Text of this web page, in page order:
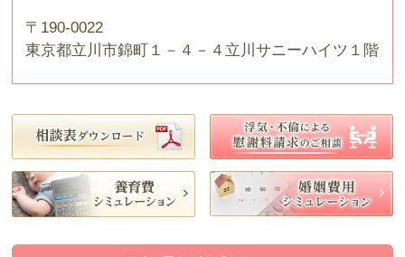
〒190-0022
東京都立川市錦町１－４－４立川サニーハイツ１階